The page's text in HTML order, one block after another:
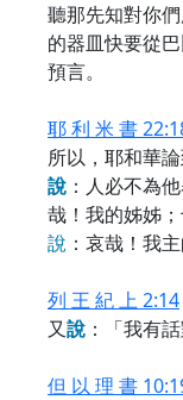
聽那先知對你
的器皿快要從
預言。
耶 利 米 書
所以，耶和華
說 ：人必不為
哉！我的姊姊
說 ：哀哉！我主
列 王 紀 上 2:14
又說 ：「我有
但 以 理 書